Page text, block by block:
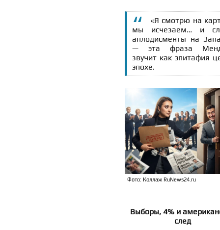
«Я смотрю на
мы исчезаем… и
аплодисменты на
— эта фраза
звучит как эпитафия
эпохе.
Фото: Коллаж RuNews24.ru
Выборы, 4% и
след